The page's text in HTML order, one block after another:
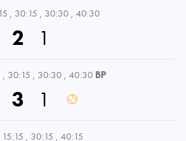
, 30:15 , 30:30 , 40:30
2 1
, 30:15 , 30:30 , 40:30 BP
3 1
15:15 , 30:15 , 40:15